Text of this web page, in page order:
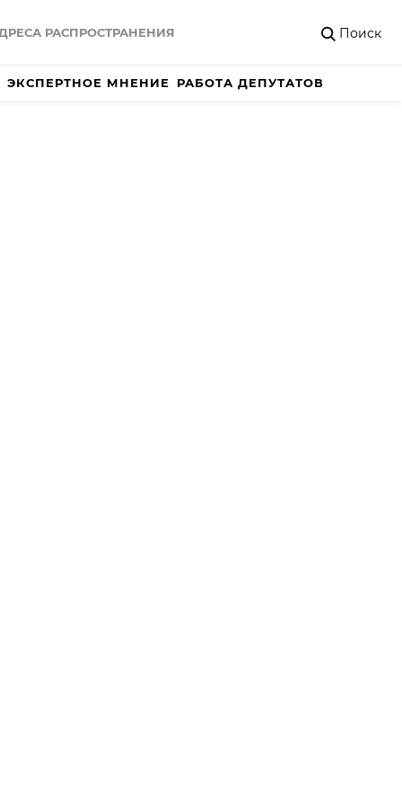
РАСПРОСТРАНЕНИЯ Поиск
ЭКСПЕРТНОЕ МНЕНИЕ РАБОТА ДЕПУТАТОВ